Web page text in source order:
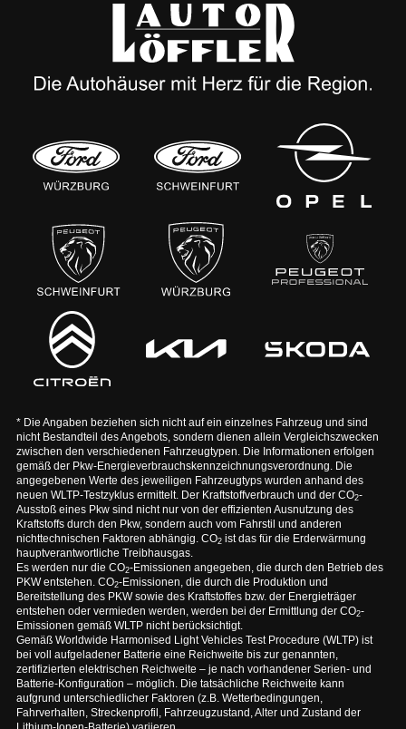
* Die Angaben beziehen sich nicht auf ein einzelnes Fahrzeug und sind
nicht Bestandteil des Angebots, sondern dienen allein Vergleichszwecken
zwischen den verschiedenen Fahrzeugtypen. Die Informationen erfolgen
gemäß der Pkw-Energieverbrauchskennzeichnungsverordnung. Die
angegebenen Werte des jeweiligen Fahrzeugtyps wurden anhand des
neuen WLTP-Testzyklus ermittelt. Der Kraftstoffverbrauch und der CO2-
Ausstoß eines Pkw sind nicht nur von der effizienten Ausnutzung des
Kraftstoffs durch den Pkw, sondern auch vom Fahrstil und anderen
nichttechnischen Faktoren abhängig. CO2ist das für die Erderwärmung
hauptverantwortliche Treibhausgas.
Es werden nur die CO2-Emissionen angegeben, die durch den Betrieb des
PKW entstehen. CO2-Emissionen, die durch die Produktion und
Bereitstellung des PKW sowie des Kraftstoffes bzw. der Energieträger
entstehen oder vermieden werden, werden bei der Ermittlung der CO2-
Emissionen gemäß WLTP nicht berücksichtigt.
Gemäß Worldwide Harmonised Light Vehicles Test Procedure (WLTP) ist
bei voll aufgeladener Batterie eine Reichweite bis zur genannten,
zertifizierten elektrischen Reichweite – je nach vorhandener Serien- und
Batterie-Konfiguration – möglich. Die tatsächliche Reichweite kann
aufgrund unterschiedlicher Faktoren (z.B. Wetterbedingungen,
Fahrverhalten, Streckenprofil, Fahrzeugzustand, Alter und Zustand der